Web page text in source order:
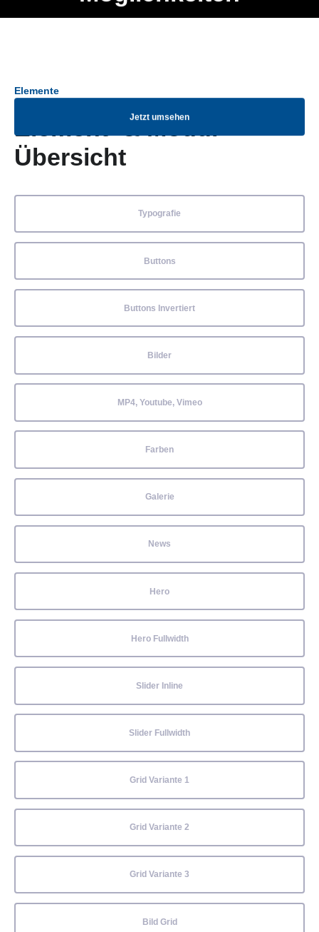
Jetzt umsehen
Elemente
Element- & Modul-
Übersicht
Typografie
Buttons
Buttons Invertiert
Bilder
MP4, Youtube, Vimeo
Farben
Galerie
News
Hero
Hero Fullwidth
Slider Inline
Slider Fullwidth
Grid Variante 1
Grid Variante 2
Grid Variante 3
Bild Grid